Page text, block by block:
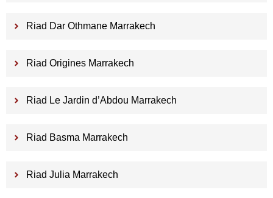
Riad Dar Othmane Marrakech
Riad Origines Marrakech
Riad Le Jardin d’Abdou Marrakech
Riad Basma Marrakech
Riad Julia Marrakech